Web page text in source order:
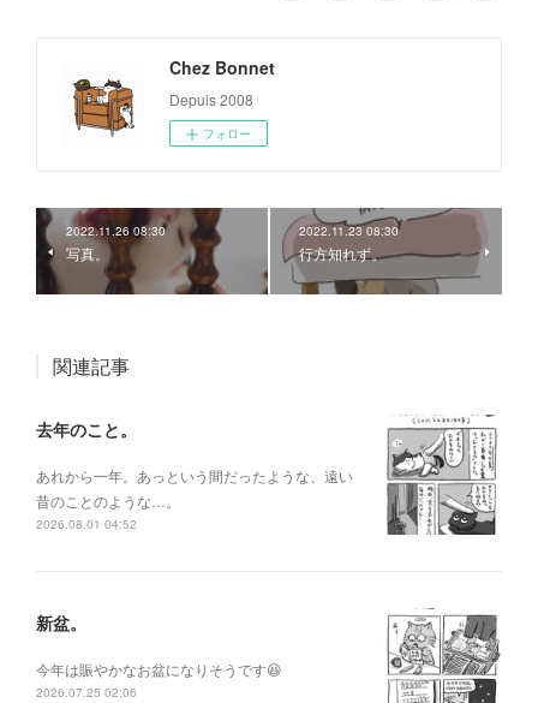
Chez Bonnet
Depuis 2008
フォロー
2022.11.26 08:30
写真。
2022.11.23 08:30
行方知れず。
関連記事
去年のこと。
あれから一年。あっという間だったような、遠い
昔のことのような…。
2026.08.01 04:52
新盆。
今年は賑やかなお盆になりそうです😆
2026.07.25 02:06